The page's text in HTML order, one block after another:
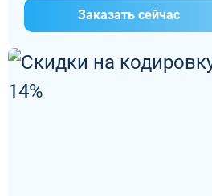
Заказать сейчас